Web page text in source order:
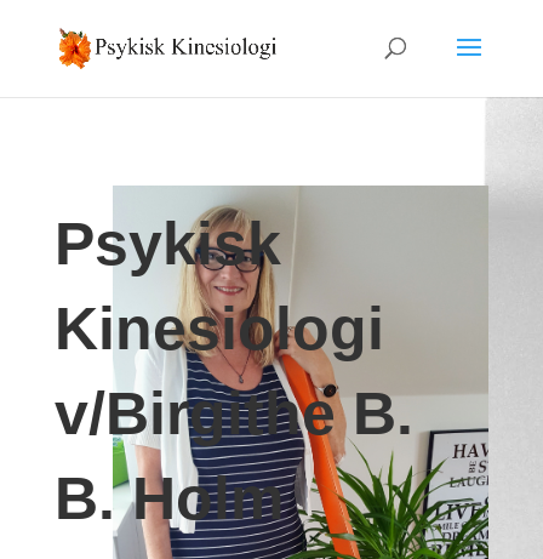
Psykisk
Kinesiologi
v/Birgithe B.
B. Holm